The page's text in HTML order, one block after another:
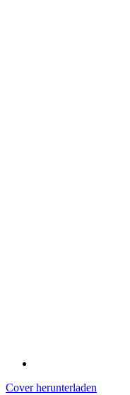
Cover herunterladen